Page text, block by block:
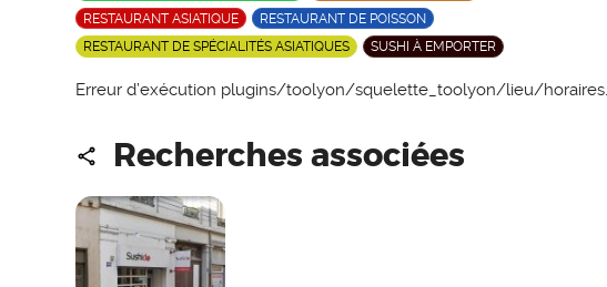
RESTAURANT ASIATIQUE
RESTAURANT DE POISSON
RESTAURANT DE SPÉCIALITÉS ASIATIQUES
SUSHI À EMPORTER
Erreur d’exécution plugins/toolyon/squelette_toolyon/lieu/
Recherches associées